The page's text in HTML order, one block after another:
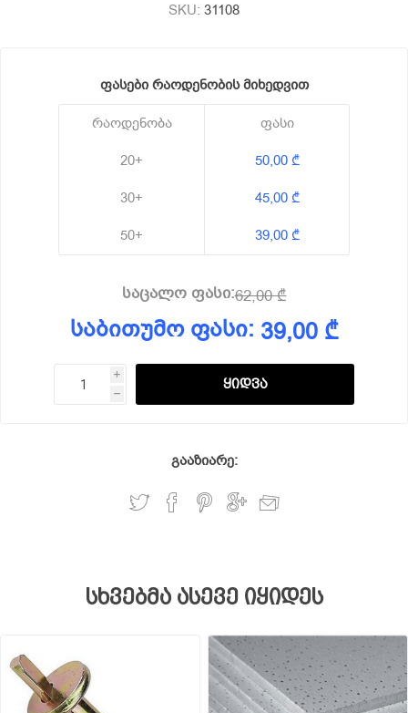
SKU: 31108
ფასები რაოდენობის მიხედვით
რაოდენობა
20+
30+
50+
ფასი
50,00 ₾
45,00 ₾
39,00 ₾
საცალო ფასი:62,00 ₾
საბითუმო ფასი: 39,00 ₾
i
h
გააზიარე:
სხვებმა ასევე იყიდეს